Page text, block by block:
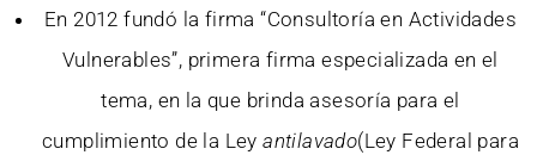
En 2012 fundó la firma “Consultoría en Actividades
Vulnerables”, primera firma especializada en el
tema, en la que brinda asesoría para el
cumplimiento de la Leyantilavado(Ley Federal para